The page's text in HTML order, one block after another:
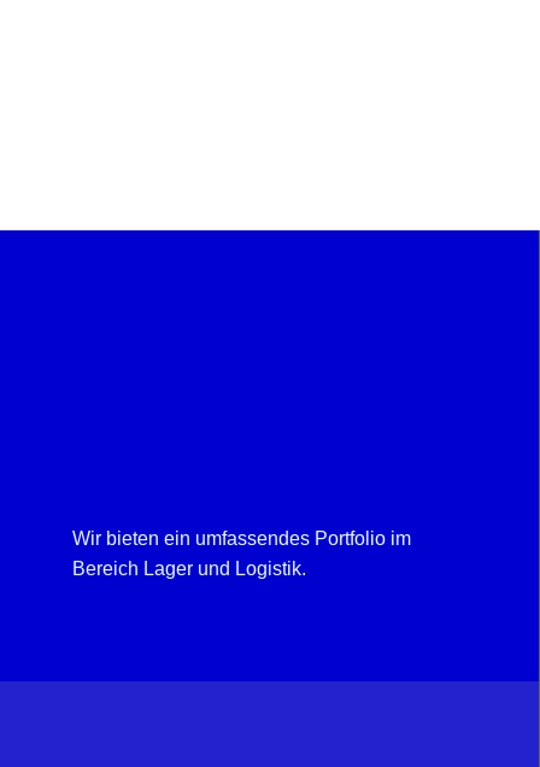
Wir bieten ein umfassendes Portfolio im
Bereich Lager und Logistik.